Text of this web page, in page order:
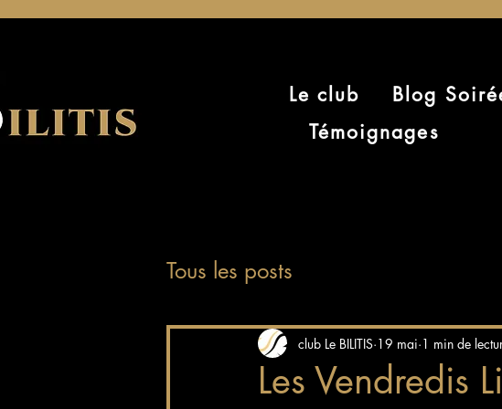
Le club Blog
Témoignages
Tous les posts
Les
club Le BILITIS 19 mai 1 min de